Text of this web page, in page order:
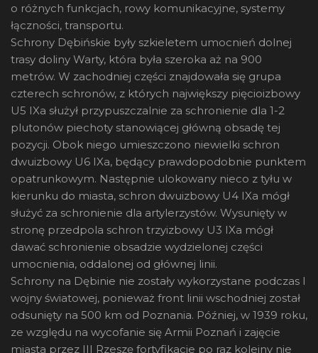
o różnych funkcjach, rowy komunikacyjne, systemy
łączności, transportu.
Schrony Dębińskie były szkieletem umocnień dolnej
trasy doliny Warty, która była szeroka aż na 900
metrów. W zachodniej części znajdowała się grupa
czterech schronów, z których największy pięcioizbowy
U5 IXa służył przypuszczalnie za schronienie dla 1-2
plutonów piechoty stanowiącej główną obsadę tej
pozycji. Obok niego umieszczono niewielki schron
dwuizbowy U6 IXa, będący prawdopodobnie punktem
opatrunkowym. Następnie ulokowany nieco z tyłu w
kierunku do miasta, schron dwuizbowy U4 IXa mógł
służyć za schronienie dla artylerzystów. Wysunięty w
stronę przedpola schron trzyizbowy U3 IXa mógł
dawać schronienie obsadzie wydzielonej części
umocnienia, oddalonej od głównej linii.
Schrony na Dębinie nie zostały wykorzystane podczas I
wojny światowej, ponieważ front linii wschodniej został
odsunięty na 500 km od Poznania. Później, w 1939 roku,
ze względu na wycofanie się Armii Poznań i zajęcie
miasta przez III Rzeszę fortyfikacje po raz kolejny nie